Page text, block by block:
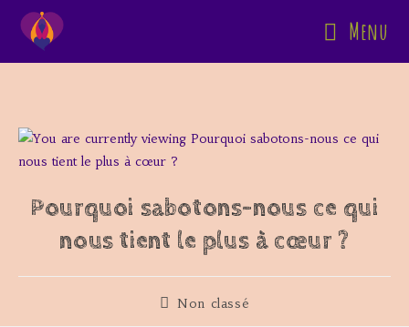
Menu
Pourquoi sabotons-nous ce qui
nous tient le plus à cœur ?
Non classé